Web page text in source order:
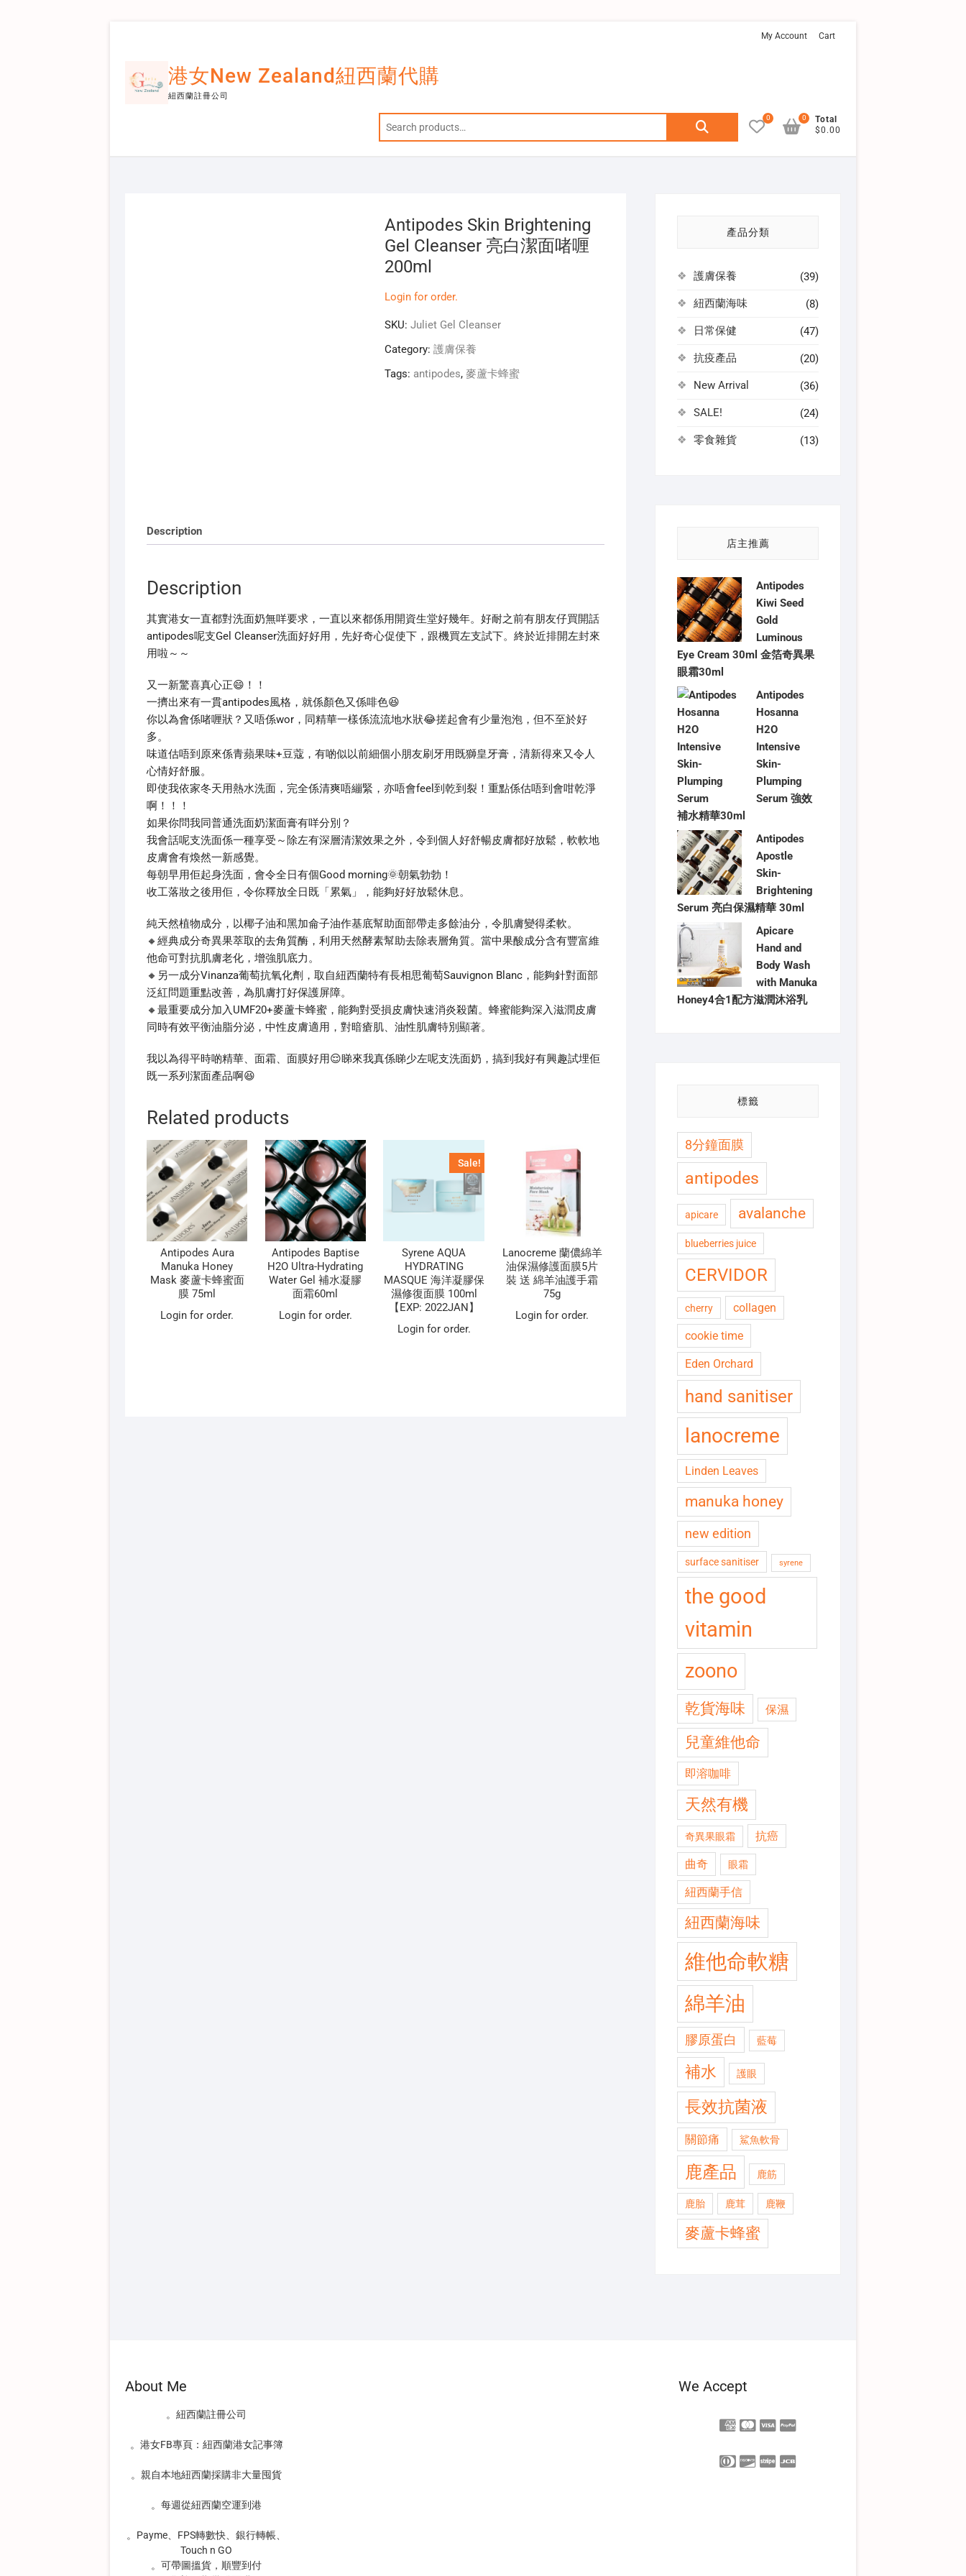
My Account Cart
港女New Zealand紐西蘭代購
紐西蘭註冊公司
Search
0
Total
$0.00
0
Antipodes Skin Brightening
Gel Cleanser 亮白潔面啫喱
200ml
Login for order.
SKU:Juliet Gel Cleanser
Category:護膚保養
Tags: antipodes,麥蘆卡蜂蜜
Description
Description
其實港女一直都對洗面奶無咩要求，一直以來都係用開資生堂好幾年。好耐之前有朋友仔買開話
antipodes呢支Gel Cleanser洗面好好用，先好奇心促使下，跟機買左支試下。終於近排開左封來
用啦～～
又一新驚喜真心正😄！！
一擠出來有一貫antipodes風格，就係顏色又係啡色😆
你以為會係啫喱狀？又唔係wor，同精華一樣係流流地水狀😂搓起會有少量泡泡，但不至於好
多。
味道估唔到原來係青蘋果味+豆蔻，有啲似以前細個小朋友刷牙用既獅皇牙膏，清新得來又令人
心情好舒服。
即使我依家冬天用熱水洗面，完全係清爽唔繃緊，亦唔會feel到乾到裂！重點係估唔到會咁乾淨
啊！！！
如果你問我同普通洗面奶潔面膏有咩分別？
我會話呢支洗面係一種享受～除左有深層清潔效果之外，令到個人好舒暢皮膚都好放鬆，軟軟地
皮膚會有煥然一新感覺。
每朝早用佢起身洗面，會令全日有個Good morning🌞朝氣勃勃！
收工落妝之後用佢，令你釋放全日既「累氣」，能夠好好放鬆休息。
純天然植物成分，以椰子油和黑加侖子油作基底幫助面部帶走多餘油分，令肌膚變得柔軟。
🔸經典成分奇異果萃取的去角質酶，利用天然酵素幫助去除表層角質。當中果酸成分含有豐富維
他命可對抗肌膚老化，增強肌底力。
🔸另一成分Vinanza葡萄抗氧化劑，取自紐西蘭特有長相思葡萄Sauvignon Blanc，能夠針對面部
泛紅問題重點改善，為肌膚打好保護屏障。
🔸最重要成分加入UMF20+麥蘆卡蜂蜜，能夠對受損皮膚快速消炎殺菌。蜂蜜能夠深入滋潤皮膚
同時有效平衡油脂分泌，中性皮膚適用，對暗瘡肌、油性肌膚特別顯著。
我以為得平時啲精華、面霜、面膜好用😌睇來我真係睇少左呢支洗面奶，搞到我好有興趣試埋佢
既一系列潔面產品啊😆
Related products
Antipodes Aura
Manuka Honey
Mask 麥蘆卡蜂蜜面
膜 75ml
Login for order.
Antipodes Baptise
H2O Ultra-Hydrating
Water Gel 補水凝膠
面霜60ml
Login for order.
Sale!
Syrene AQUA
HYDRATING
MASQUE 海洋凝膠保
濕修復面膜 100ml
【EXP: 2022JAN】
Login for order.
Lanocreme 蘭儂綿羊
油保濕修護面膜5片
裝 送 綿羊油護手霜
75g
Login for order.
產品分類
護膚保養 (39)
紐西蘭海味 (8)
日常保健 (47)
抗疫產品 (20)
New Arrival (36)
SALE! (24)
零食雜貨 (13)
店主推薦
Antipodes
Kiwi Seed
Gold
Luminous
Eye Cream 30ml 金箔奇異果
眼霜30ml
Antipodes
Hosanna
H2O
Intensive
Skin-
Plumping
Serum 強效
補水精華30ml
Antipodes
Apostle
Skin-
Brightening
Serum 亮白保濕精華 30ml
Apicare
Hand and
Body Wash
with Manuka
Honey4合1配方滋潤沐浴乳
標籤
8分鐘面膜
antipodes
apicare avalanche
blueberries juice
CERVIDOR
cherry collagen
cookie time
Eden Orchard
hand sanitiser
lanocreme
Linden Leaves
manuka honey
new edition
surface sanitiser syrene
the good
vitamin
zoono
乾貨海味 保濕
兒童維他命
即溶咖啡
天然有機
奇異果眼霜 抗癌
曲奇 眼霜
紐西蘭手信
紐西蘭海味
維他命軟糖
綿羊油
膠原蛋白 藍莓
補水 護眼
長效抗菌液
關節痛 鯊魚軟骨
鹿產品 鹿筋
鹿胎 鹿茸 鹿鞭
麥蘆卡蜂蜜
About Me
。紐西蘭註冊公司
。港女FB專頁：紐西蘭港女記事簿
。親自本地紐西蘭採購非大量囤貨
。每週從紐西蘭空運到港
。Payme、FPS轉數快、銀行轉帳、
Touch n GO
。可帶圖搵貨，順豐到付
We Accept